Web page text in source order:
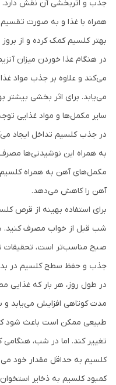
جذب و اثربخشی آن نقش دارد.
همراه با غذا و به صورت
بهتر کلسیم کمک کرده و از
در هنگام غذا خوردن میزان
می‌کند و علاوه بر جذب مواد
می‌یابد. برای اثر بخشی بیشتر
سایر مکمل‌ها و مواد غذایی
در جذب کلسیم تداخل ایجاد
به همراه این نوشیدنی‌ها
مکمل‌های آهن به همراه
آهن را کاهش می‌دهد.
برای استفاده بهینه از قرص
شب قبل از خواب مصرف کنید.
صبح مناسب‌تر است، تحقیقات
جذب و حفظ سطح کلسیم در
در طول روز، هر بار که
مدت کوتاهی افزایش می‌یابد
طبیعی ممکن است باعث شود
تغییر کند. اما در شب،
کلسیم به حداقل مقدار خود
کمبود کلسیم به ذخایر